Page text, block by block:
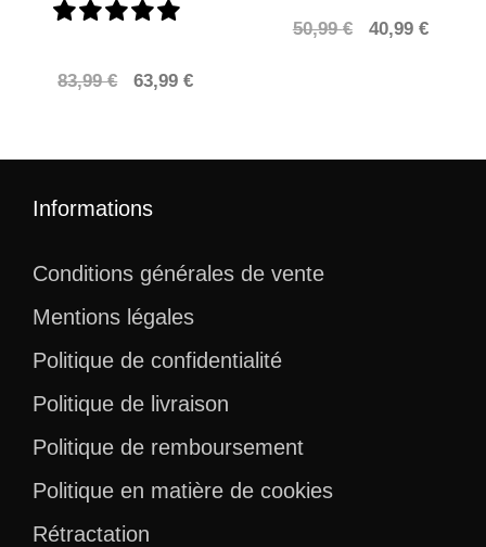
83,99€
Le
était :
63,99€Le
est :
50,99€
Le
40,99 €Le
Informations
Conditions générales de vente
Mentions légales
Politique de confidentialité
Politique de livraison
Politique de remboursement
Politique en matière de cookies
Rétractation